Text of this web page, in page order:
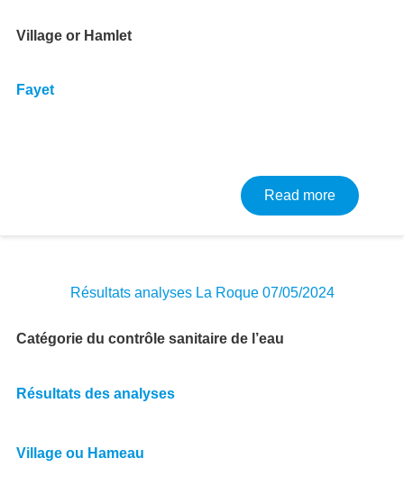
Village or Hamlet
Fayet
Read moreabout
Résultats analyses La Roque 07/05/2024
Catégorie du contrôle sanitaire de l’eau
Résultats des analyses
Village ou Hameau